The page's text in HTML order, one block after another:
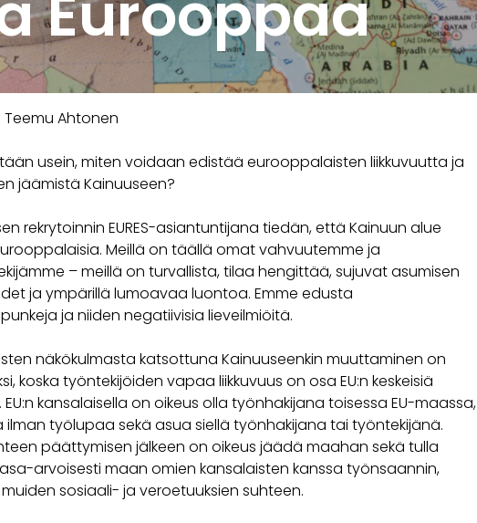
Teemu Ahtonen
usein, miten voidaan edistää eurooppalaisten liikkuvuutta ja
jäämistä Kainuuseen?
rekrytoinnin EURES-asiantuntijana tiedän, että Kainuun alue
Meillä on täällä omat vahvuutemme ja
– meillä on turvallista, tilaa hengittää, sujuvat asumisen
ja ympärillä lumoavaa luontoa. Emme edusta
ja niiden negatiivisia lieveilmiöitä.
näkökulmasta katsottuna Kainuuseenkin muuttaminen on
koska työntekijöiden vapaa liikkuvuus on osa EU:n keskeisiä
kansalaisella on oikeus olla työnhakijana toisessa EU-maassa,
ilman työlupaa sekä asua siellä työnhakijana tai työntekijänä.
päättymisen jälkeen on oikeus jäädä maahan sekä tulla
arvoisesti maan omien kansalaisten kanssa työnsaannin,
sosiaali- ja veroetuuksien suhteen.